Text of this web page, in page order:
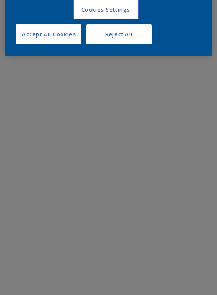
Cookies Settings
Reject All
Accept All Cookies